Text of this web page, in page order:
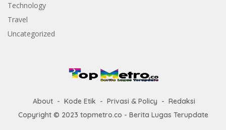
Technology
Travel
Uncategorized
About Kode Etik Privasi & Policy
Redaksi
Copyright © 2023 topmetro.co - Berita Lugas Terupdate